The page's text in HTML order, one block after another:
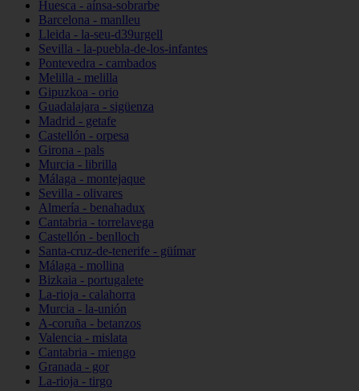
Huesca - aínsa-sobrarbe
Barcelona - manlleu
Lleida - la-seu-d39urgell
Sevilla - la-puebla-de-los-infantes
Pontevedra - cambados
Melilla - melilla
Gipuzkoa - orio
Guadalajara - sigüenza
Madrid - getafe
Castellón - orpesa
Girona - pals
Murcia - librilla
Málaga - montejaque
Sevilla - olivares
Almería - benahadux
Cantabria - torrelavega
Castellón - benlloch
Santa-cruz-de-tenerife - güímar
Málaga - mollina
Bizkaia - portugalete
La-rioja - calahorra
Murcia - la-unión
A-coruña - betanzos
Valencia - mislata
Cantabria - miengo
Granada - gor
La-rioja - tirgo